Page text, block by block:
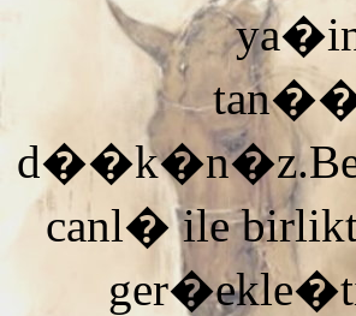
canl� ile